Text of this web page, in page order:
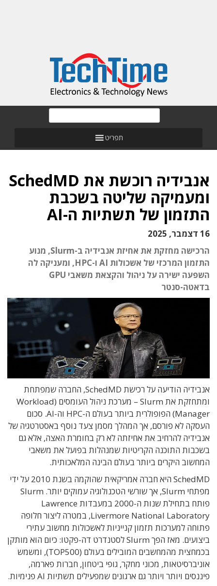
תפריט
אנבידיה רוכשת את SchedMD
ומעמיקה שליטה בשכבת
התזמון של תשתיות ה-AI
16 דצמבר, 2025
הרכישה מחזקת את אחיזת אנבידיה ב-Slurm, מנוע
התזמון המרכזי של אשכולות AI ו-HPC, ומעניקה לה
השפעה ישירה על ניהול והקצאת משאבי GPU
בדאטה-סנטר
אנבידיה הודיעה על רכישת SchedMD, החברה שמפתחת
ומתחזקת את Slurm – מערכת ניהול העומסים (Workload
Manager) הפופולרית ביותר בעולם ה-HPC וה-AI. סכום
העסקה לא פורסם, אך המהלך מסמן צעד נוסף באסטרטגיה של
אנבידיה להרחיב את אחיזתה לא רק בחומרת האצה, אלא גם
בשכבות התוכנה הקריטיות שמנהלות בפועל את משאבי
המחשוב היקרים ביותר בעולם הבינה המלאכותית.
SchedMD היא חברה אמריקאית שהוקמה בשנת 2010 על ידי
מפתחי Slurm, אך שורשי הטכנולוגיה עמוקים יותר. Slurm
פותח בתחילת שנות ה-2000 במעבדות Lawrence
Livermore National Laboratory, במטרה ליצור חלופה
פתוחה למערכות תזמון קנייניות לאשכולות מחשוב עתירי
ביצועים. מאז הפך Slurm לסטנדרט דה-פקטו: כיום הוא מותקן
בכמחצית מהמחשבים המובילים בעולם (TOP500), ומשמש
אוניברסיטאות, מכוני מחקר, גופי ביטחון, חברות פארמה,
פיננסים ויותר ויותר גם ארגונים שמפעילים תשתיות AI פנימיות.